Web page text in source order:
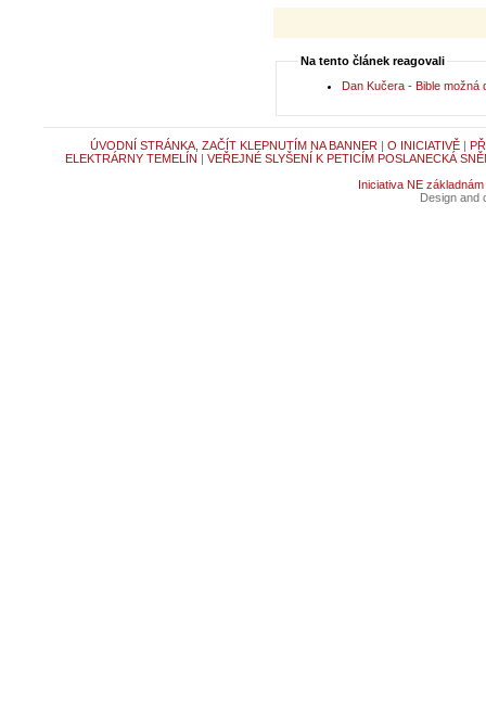
Na tento článek reagovali
Dan Kučera - Bible možná
ÚVODNÍ STRÁNKA, ZAČÍT KLEPNUTÍM NA BANNER O INICIATIVĚ|
ELEKTRÁRNY TEMELÍN
VEŘEJNÉ SLYŠENÍ K PETICÍM POSLANECKÁ
Iniciativa NE základnám
Design and